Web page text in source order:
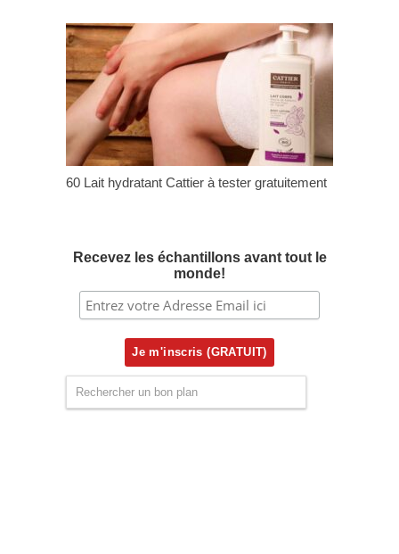
60 Lait hydratant Cattier à tester gratuitement
Recevez les échantillons avant tout le
monde!